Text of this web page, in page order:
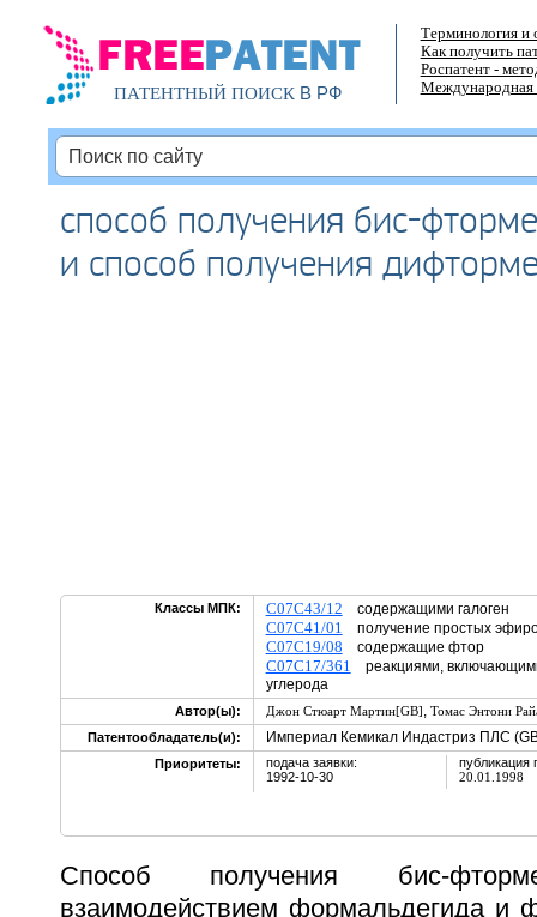
ПАТЕНТНЫЙ ПОИСКВ РФ
Терминология и
Как получить
Роспатент -
Международная
способ получения бис-
и способ получения
Классы МПК: C07C43/12 содержащими галоген
C07C41/01 получение простых
C07C19/08 содержащие фтор
C07C17/361 реакциями,
углерода
Автор(ы): Джон Стюарт Мартин[GB], Томас Энтони
Патентообладатель(и):
Империал Кемикал Индастриз ПЛС
Приоритеты:
подача заявки:
1992-10-30
публикация
20.01.1998
Способ получения бис-
взаимодействием формальдегида и